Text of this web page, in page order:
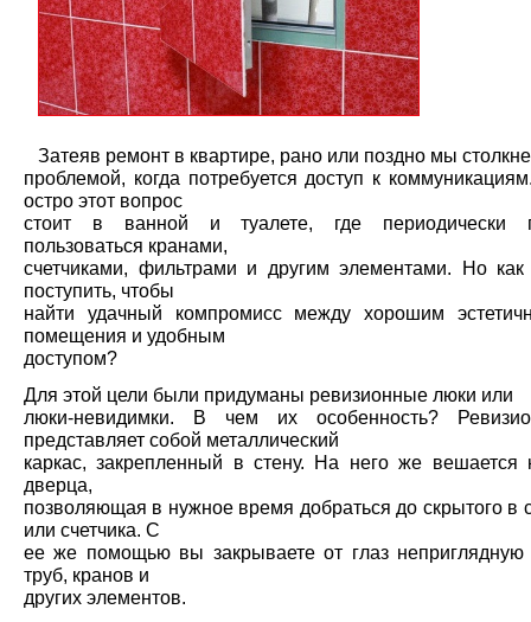
Затеяв ремонт в квартире, рано или поздно мы
проблемой, когда потребуется доступ к
остро этот вопрос
стоит в ванной и туалете, где периодически
пользоваться кранами,
счетчиками, фильтрами и другим элементами. Но как
поступить, чтобы
найти удачный компромисс между хорошим
помещения и удобным
доступом?
Для этой цели были придуманы ревизионные люки или
люки-невидимки. В чем их особенность?
представляет собой металлический
каркас, закрепленный в стену. На него же вешается
дверца,
позволяющая в нужное время добраться до скрытого в
или счетчика. С
ее же помощью вы закрываете от глаз неприглядную
труб, кранов и
других элементов.